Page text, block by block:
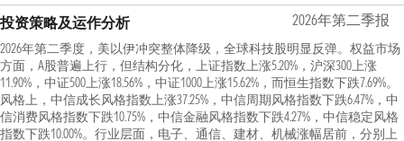
投资策略及运作分析 2026年第二季报
2026年第二季度，美以伊冲突整体降级，全球科技股明显反弹。权益市场
方面，A股普遍上行，但结构分化，上证指数上涨5.20%，沪深300上涨
11.90%，中证500上涨18.56%，中证1000上涨15.62%，而恒生指数下跌7.69%。
风格上，中信成长风格指数上涨37.25%，中信周期风格指数下跌6.47%，中
信消费风格指数下跌10.75%，中信金融风格指数下跌4.27%，中信稳定风格
指数下跌10.00%。行业层面，电子、通信、建材、机械涨幅居前，分别上